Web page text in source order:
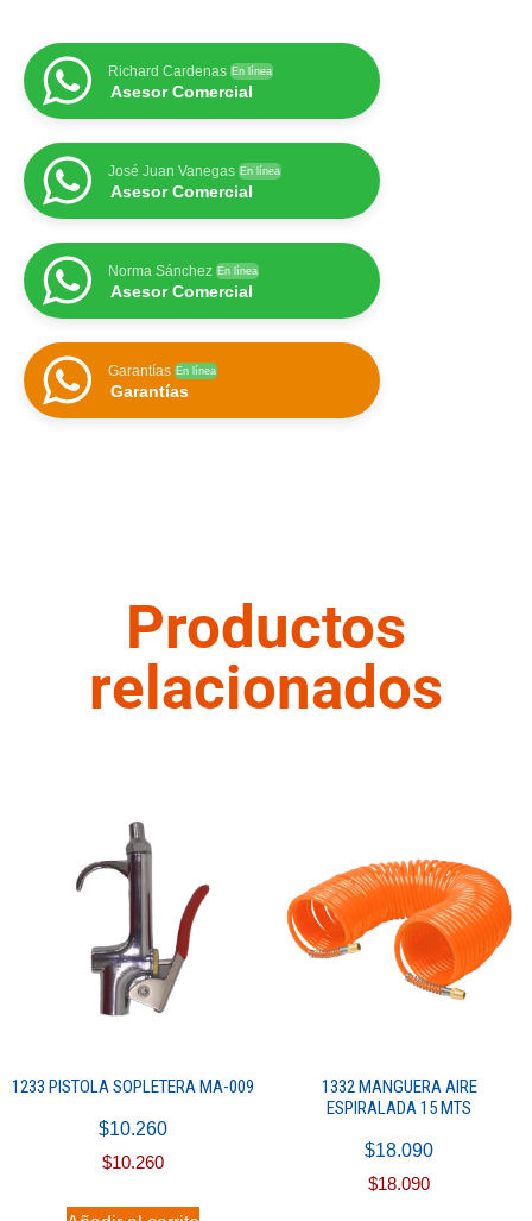
Richard Cardenas En línea
Asesor Comercial
José Juan Vanegas En línea
Asesor Comercial
Norma Sánchez En línea
Asesor Comercial
Garantías En línea
Garantías
Productos
relacionados
1233 PISTOLA SOPLETERA MA-009
$10.260
$10.260
1332 MANGUERA AIRE
ESPIRALADA 15 MTS
$18.090
$18.090